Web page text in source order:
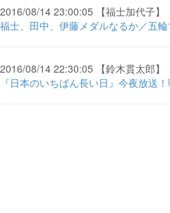
2016/08/14 23:00:05 【福士加代子】
福士、田中、伊藤メダルなるか／五
2016/08/14 22:30:05 【鈴木貫太郎】
『日本のいちばん長い日』今夜放送